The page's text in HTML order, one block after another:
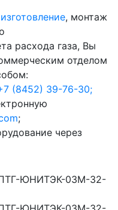
изготовление, монтаж
расхода газа, Вы
отделом
(8452) 39-76-30;
;
через